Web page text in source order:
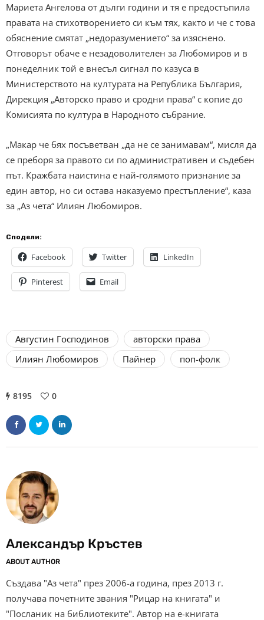
Мариета Ангелова от дълги години и тя е предостъпила
правата на стихотворението си към тях, както и че с това
обяснение смятат „недоразумението“ за изяснено.
Отговорът обаче е незадоволителен за Любомиров и в
понеделник той е внесъл сигнал по казуса в
Министерството на културата на Република България,
Дирекция „Авторско право и сродни права“ с копие до
Комисията по култура в Народното събрание.
„Макар че бях посъветван „да не се занимавам“, мисля да
се преборя за правото си по административен и съдебен
път. Кражбата наистина е най-голямото признание за
един автор, но си остава наказуемо престъпление“, каза
за „Аз чета“ Илиян Любомиров.
Сподели:
Facebook Twitter LinkedIn
Pinterest Email
Августин Господинов
авторски права
Илиян Любомиров
Пайнер поп-фолк
8195 0
Александър Кръстев
ABOUT AUTHOR
Създава "Аз чета" през 2006-а година, през 2013 г.
получава почетните звания "Рицар на книгата" и
"Посланик на библиотеките". Автор на е-книгата